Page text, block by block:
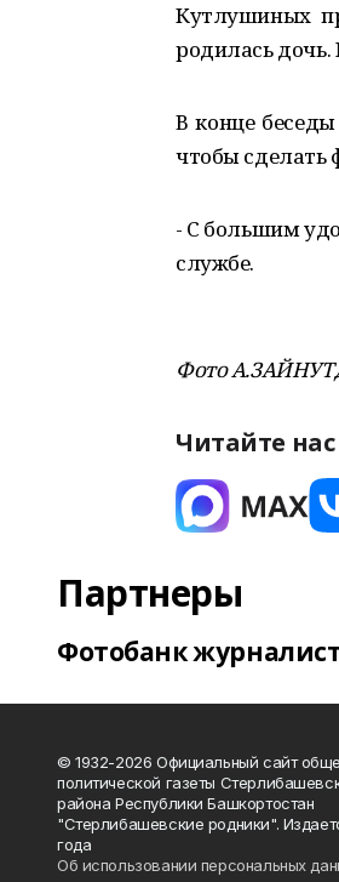
Кутлушиных
родилась
В конце
чтобы сделать
- С большим
службе.
Фото
Читайте нас
Партнеры
Фотобанк
© 1932-2026 Официальный сайт
политической газеты
района Республики Башкортостан
"Стерлибашевские родники".
года
Об использовании персональных